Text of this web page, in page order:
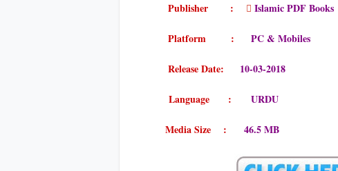
Publisher : ٰ Islamic PDF Books
Platform : PC & Mobiles
Release Date: 10-03-2018
Language : URDU
Media Size : 46.5 MB